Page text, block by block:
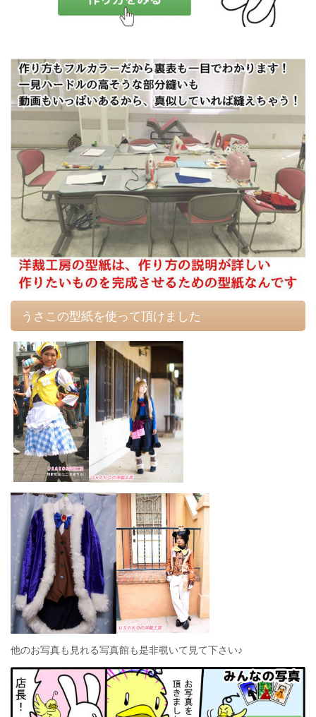
うさこの型紙を使って頂けました
他のお写真も見れる写真館も是非覗いて見て下さい♪